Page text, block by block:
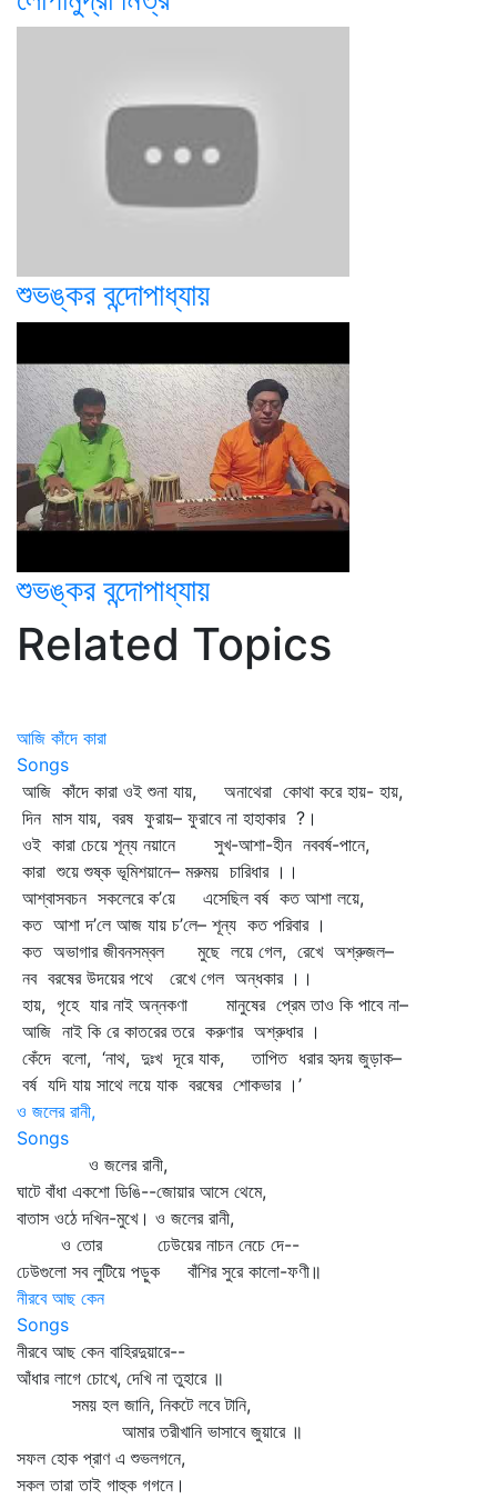
শুভঙ্কর বন্দোপাধ্যায়
শুভঙ্কর বন্দোপাধ্যায়
Related Topics
আজি কাঁদে কারা
Songs
আজি কাঁদে কারা ওই শুনা যায়, অনাথেরা কোথা করে হায়- হায়,
দিন মাস যায়, বরষ ফুরায়– ফুরাবে না হাহাকার ?।
ওই কারা চেয়ে শূন্য নয়ানে সুখ-আশা-হীন নববর্ষ-পানে,
কারা শুয়ে শুষ্ক ভূমিশয়ানে– মরুময় চারিধার ।।
আশ্বাসবচন সকলেরে ক’য়ে এসেছিল বর্ষ কত আশা লয়ে,
কত আশা দ’লে আজ যায় চ’লে– শূন্য কত পরিবার ।
কত অভাগার জীবনসম্বল মুছে লয়ে গেল, রেখে অশ্রুজল–
নব বরষের উদয়ের পথে রেখে গেল অন্ধকার ।।
হায়, গৃহে যার নাই অন্নকণা মানুষের প্রেম তাও কি পাবে না–
আজি নাই কি রে কাতরের তরে করুণার অশ্রুধার ।
কেঁদে বলো, ‘নাথ, দুঃখ দূরে যাক, তাপিত ধরার হৃদয় জুড়াক–
বর্ষ যদি যায় সাথে লয়ে যাক বরষের শোকভার ।’
ও জলের রানী,
Songs
ও জলের রানী,
ঘাটে বাঁধা একশো ডিঙি--জোয়ার আসে থেমে,
বাতাস ওঠে দখিন-মুখে। ও জলের রানী,
ও তোর ঢেউয়ের নাচন নেচে দে--
ঢেউগুলো সব লুটিয়ে পড়ুক বাঁশির সুরে কালো-ফণী॥
নীরবে আছ কেন
Songs
নীরবে আছ কেন বাহিরদুয়ারে--
আঁধার লাগে চোখে, দেখি না তুহারে ॥
সময় হল জানি, নিকটে লবে টানি,
আমার তরীখানি ভাসাবে জুয়ারে ॥
সফল হোক প্রাণ এ শুভলগনে,
সকল তারা তাই গাহুক গগনে।